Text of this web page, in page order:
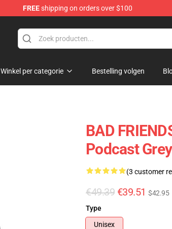
FREEshipping on orders over $100
Winkel per categorie Bestelling volgen
BAD
Podcast
(3 customer
€49.39 €39.51 $42.95
Type
Unisex